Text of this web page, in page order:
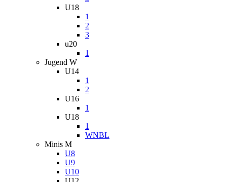
U18
1
2
3
u20
1
Jugend W
U14
1
2
U16
1
U18
1
WNBL
Minis M
U8
U9
U10